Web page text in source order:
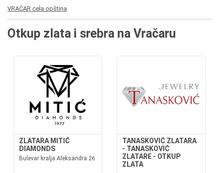
VRAČAR cela opština
Otkup zlata i srebra na Vračaru
ZLATARA MITIĆ
DIAMONDS
Bulevar kralja Aleksandra 26
TANASKOVIĆ ZLATARA
- TANASKOVIĆ
ZLATARE - OTKUP
ZLATA